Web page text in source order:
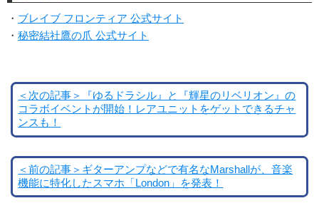
・ ブレイブ フロンティア 公式サイト
・ 秘密結社鷹の爪 公式サイト
＜次の記事＞『ゆるドラシル』と『輝星のリベリオン』の
コラボイベントが開始！レアユニットをゲットできるチャ
ンスも！
＜前の記事＞ギターアンプなどで有名なMarshallが、音楽
機能に特化したスマホ「London」を発表！